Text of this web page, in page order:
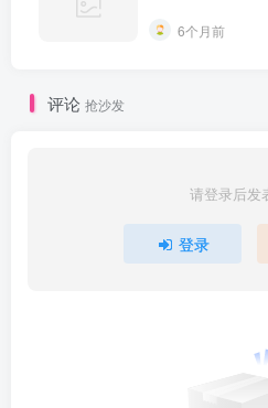
6个月前
评论 抢沙发
请登录后发
登录